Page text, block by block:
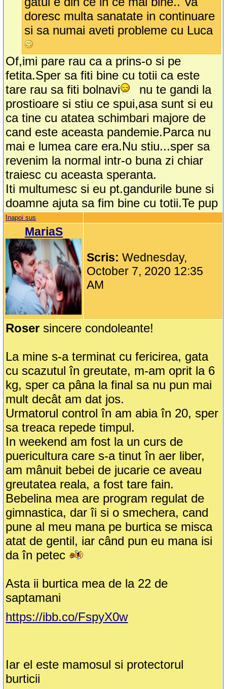
doresc multa sanatate in continuare
si sa numai aveti probleme cu Luca
Of,imi pare rau ca a prins-o si pe
fetita.Sper sa fiti bine cu totii ca este
tare rau sa fiti bolnavi
nu te gandi la
prostioare si stiu ce spui,asa sunt si eu
ca tine cu atatea schimbari majore de
cand este aceasta pandemie.Parca nu
mai e lumea care era.Nu stiu...sper sa
revenim la normal intr-o buna zi chiar
traiesc cu aceasta speranta.
Iti multumesc si eu pt.gandurile bune si
doamne ajuta sa fim bine cu totii.Te pup
Inapoi sus
MariaS
Scris:Wednesday,
October 7, 2020 12:35
AM
Roser sincere condoleante!
La mine s-a terminat cu fericirea, gata
cu scazutul în greutate, m-am oprit la 6
kg, sper ca pâna la final sa nu pun mai
mult decât am dat jos.
Urmatorul control în am abia în 20, sper
sa treaca repede timpul.
In weekend am fost la un curs de
puericultura care s-a tinut în aer liber,
am mânuit bebei de jucarie ce aveau
greutatea reala, a fost tare fain.
Bebelina mea are program regulat de
gimnastica, dar îi si o smechera, cand
pune al meu mana pe burtica se misca
atat de gentil, iar când pun eu mana isi
da în petec
Asta ii burtica mea de la 22 de
saptamani
https://ibb.co/FspyX0w
Iar el este mamosul si protectorul
burticii